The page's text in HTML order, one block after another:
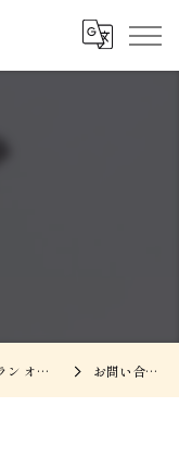
熊本県阿蘇のキャンプ場なら火の国ドッグラン オートキャンプ場 お問い合わせ